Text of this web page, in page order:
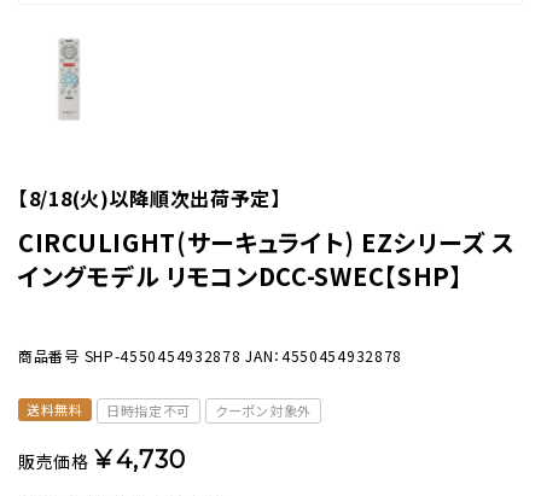
【8/18(火)以降順次出荷予定】
CIRCULIGHT(サーキュライト) EZシリーズ ス
イングモデル リモコンDCC-SWEC【SHP】
商品番号 SHP-4550454932878 JAN：4550454932878
送料無料 日時指定不可 クーポン対象外
販売価格 ¥4,730